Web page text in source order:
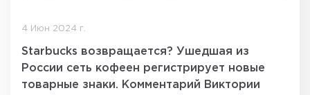
4 Июн 2024 г.
Starbucks возвращается? Ушедшая из
России сеть кофеен регистрирует новые
товарные знаки. Комментарий Виктории